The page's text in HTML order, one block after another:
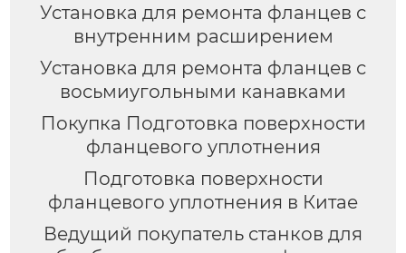
Установка для ремонта фланцев с
внутренним расширением
Установка для ремонта фланцев с
восьмиугольными канавками
Покупка Подготовка поверхности
фланцевого уплотнения
Подготовка поверхности
фланцевого уплотнения в Китае
Ведущий покупатель станков для